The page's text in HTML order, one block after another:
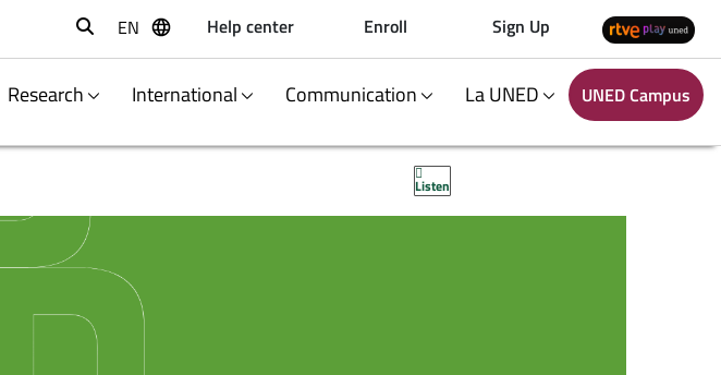
Buscar
EN Help center Enroll Sign Up
Research International Communication La UNED UNED Campus
Listen